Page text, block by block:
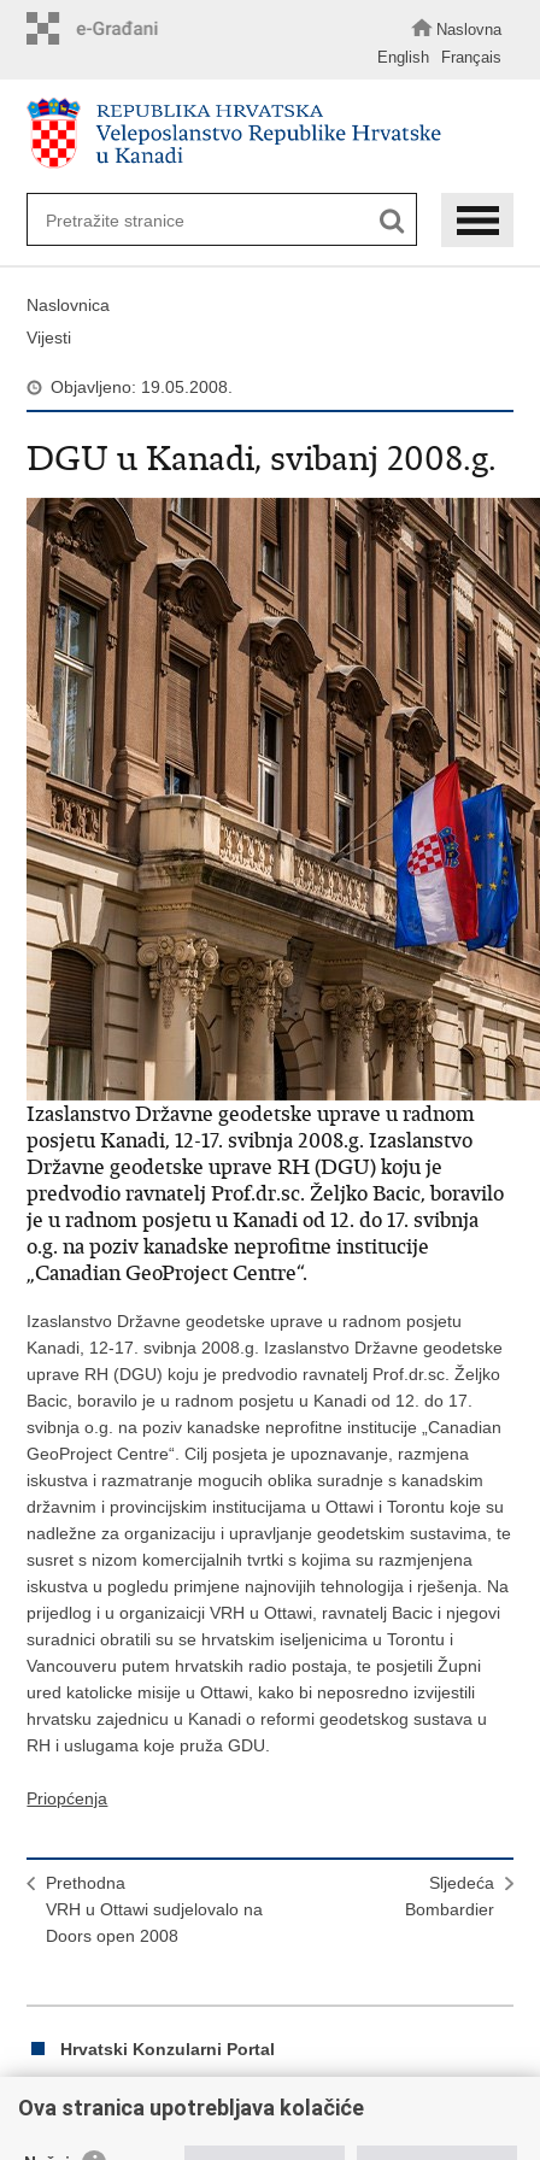
Naslovna
English
Français
Naslovnica
Vijesti
Objavljeno: 19.05.2008.
DGU u Kanadi, svibanj 2008.g.
Izaslanstvo Državne geodetske uprave u radnom
posjetu Kanadi, 12-17. svibnja 2008.g. Izaslanstvo
Državne geodetske uprave RH (DGU) koju je
predvodio ravnatelj Prof.dr.sc. Željko Bacic, boravilo
je u radnom posjetu u Kanadi od 12. do 17. svibnja
o.g. na poziv kanadske neprofitne institucije
„Canadian GeoProject Centre“.
Izaslanstvo Državne geodetske uprave u radnom posjetu
Kanadi, 12-17. svibnja 2008.g. Izaslanstvo Državne geodetske
uprave RH (DGU) koju je predvodio ravnatelj Prof.dr.sc. Željko
Bacic, boravilo je u radnom posjetu u Kanadi od 12. do 17.
svibnja o.g. na poziv kanadske neprofitne institucije „Canadian
GeoProject Centre“. Cilj posjeta je upoznavanje, razmjena
iskustva i razmatranje mogucih oblika suradnje s kanadskim
državnim i provincijskim institucijama u Ottawi i Torontu koje su
nadležne za organizaciju i upravljanje geodetskim sustavima, te
susret s nizom komercijalnih tvrtki s kojima su razmjenjena
iskustva u pogledu primjene najnovijih tehnologija i rješenja. Na
prijedlog i u organizaicji VRH u Ottawi, ravnatelj Bacic i njegovi
suradnici obratili su se hrvatskim iseljenicima u Torontu i
Vancouveru putem hrvatskih radio postaja, te posjetili Župni
ured katolicke misije u Ottawi, kako bi neposredno izvijestili
hrvatsku zajednicu u Kanadi o reformi geodetskog sustava u
RH i uslugama koje pruža GDU.
Priopćenja
Prethodna
VRH u Ottawi sudjelovalo na
Doors open 2008
Sljedeća
Bombardier
Hrvatski Konzularni Portal
Ova stranica upotrebljava kolačiće